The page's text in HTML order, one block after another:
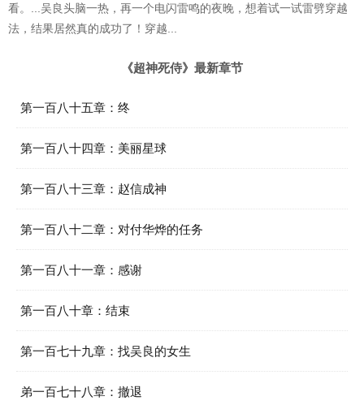
看。...吴良头脑一热，再一个电闪雷鸣的夜晚，想着试一试雷劈穿越
法，结果居然真的成功了！穿越...
《超神死侍》最新章节
第一百八十五章：终
第一百八十四章：美丽星球
第一百八十三章：赵信成神
第一百八十二章：对付华烨的任务
第一百八十一章：感谢
第一百八十章：结束
第一百七十九章：找吴良的女生
弟一百七十八章：撤退